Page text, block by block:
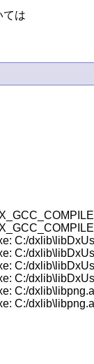
ては
C:/
C:/
C:/
C:/
C:/